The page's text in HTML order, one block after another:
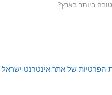
ביותר בארץ?
הפרטיות של אתר אינטרנט ישראל